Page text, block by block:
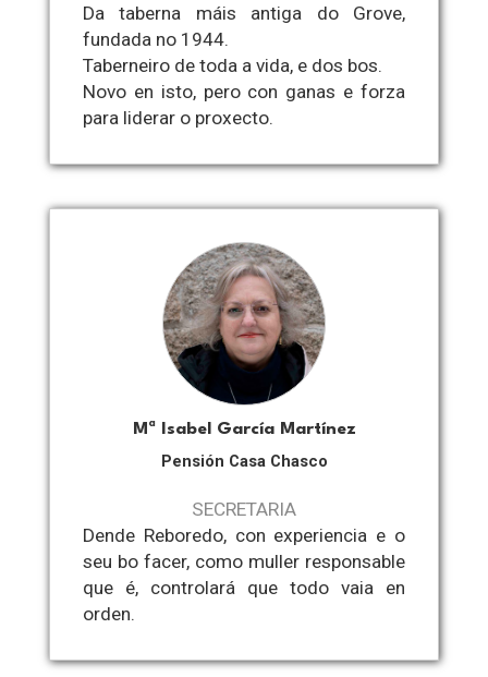
Da taberna máis antiga do Grove,
fundada no 1944.
Taberneiro de toda a vida, e dos bos.
Novo en isto, pero con ganas e forza
para liderar o proxecto.
Mª Isabel García Martínez
Pensión Casa Chasco
SECRETARIA
Dende Reboredo, con experiencia e o
seu bo facer, como muller responsable
que é, controlará que todo vaia en
orden.